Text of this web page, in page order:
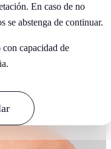
En caso de no
se abstenga de continuar.
capacidad de